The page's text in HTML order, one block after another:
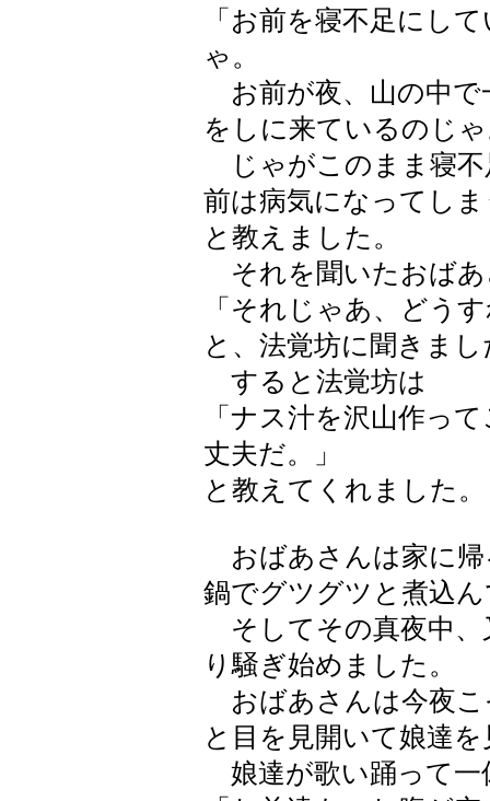
「お前を寝不足にし
ゃ。
お前が夜、山の中で
をしに来ているのじ
じゃがこのまま寝不
前は病気になってし
と教えました。
それを聞いたおばあ
「それじゃあ、どう
と、法覚坊に聞きまし
すると法覚坊は
「ナス汁を沢山作っ
丈夫だ。」
と教えてくれました。
おばあさんは家に帰
鍋でグツグツと煮込
そしてその真夜中、
り騒ぎ始めました。
おばあさんは今夜こ
と目を見開いて娘達
娘達が歌い踊って一